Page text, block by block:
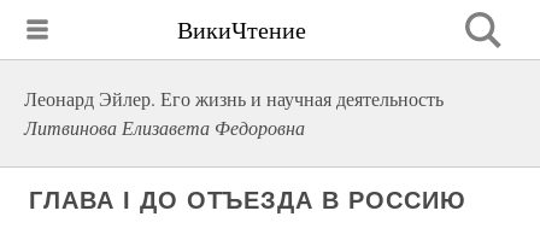
ВикиЧтение
Леонард Эйлер. Его жизнь и научная деятельность
Литвинова Елизавета Федоровна
ГЛАВА I ДО ОТЪЕЗДА В РОССИЮ